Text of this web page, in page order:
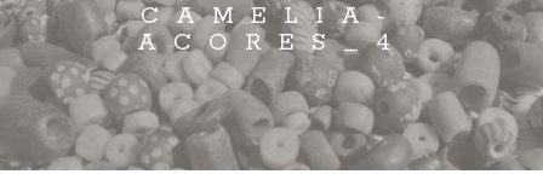
CAMELIA-
ACORES_4